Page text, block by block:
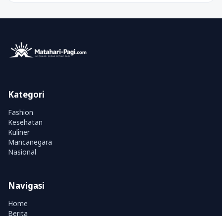
Kategori
Fashion
Kesehatan
Kuliner
Mancanegara
Nasional
Navigasi
Home
Berita